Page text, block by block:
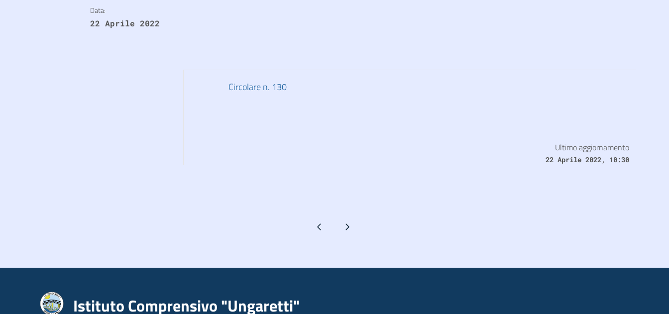
Data:
22 Aprile 2022
Circolare n. 130
Ultimo aggiornamento
22 Aprile 2022, 10:30
Pagina precedentePagina successiva
Istituto Comprensivo "Ungaretti"